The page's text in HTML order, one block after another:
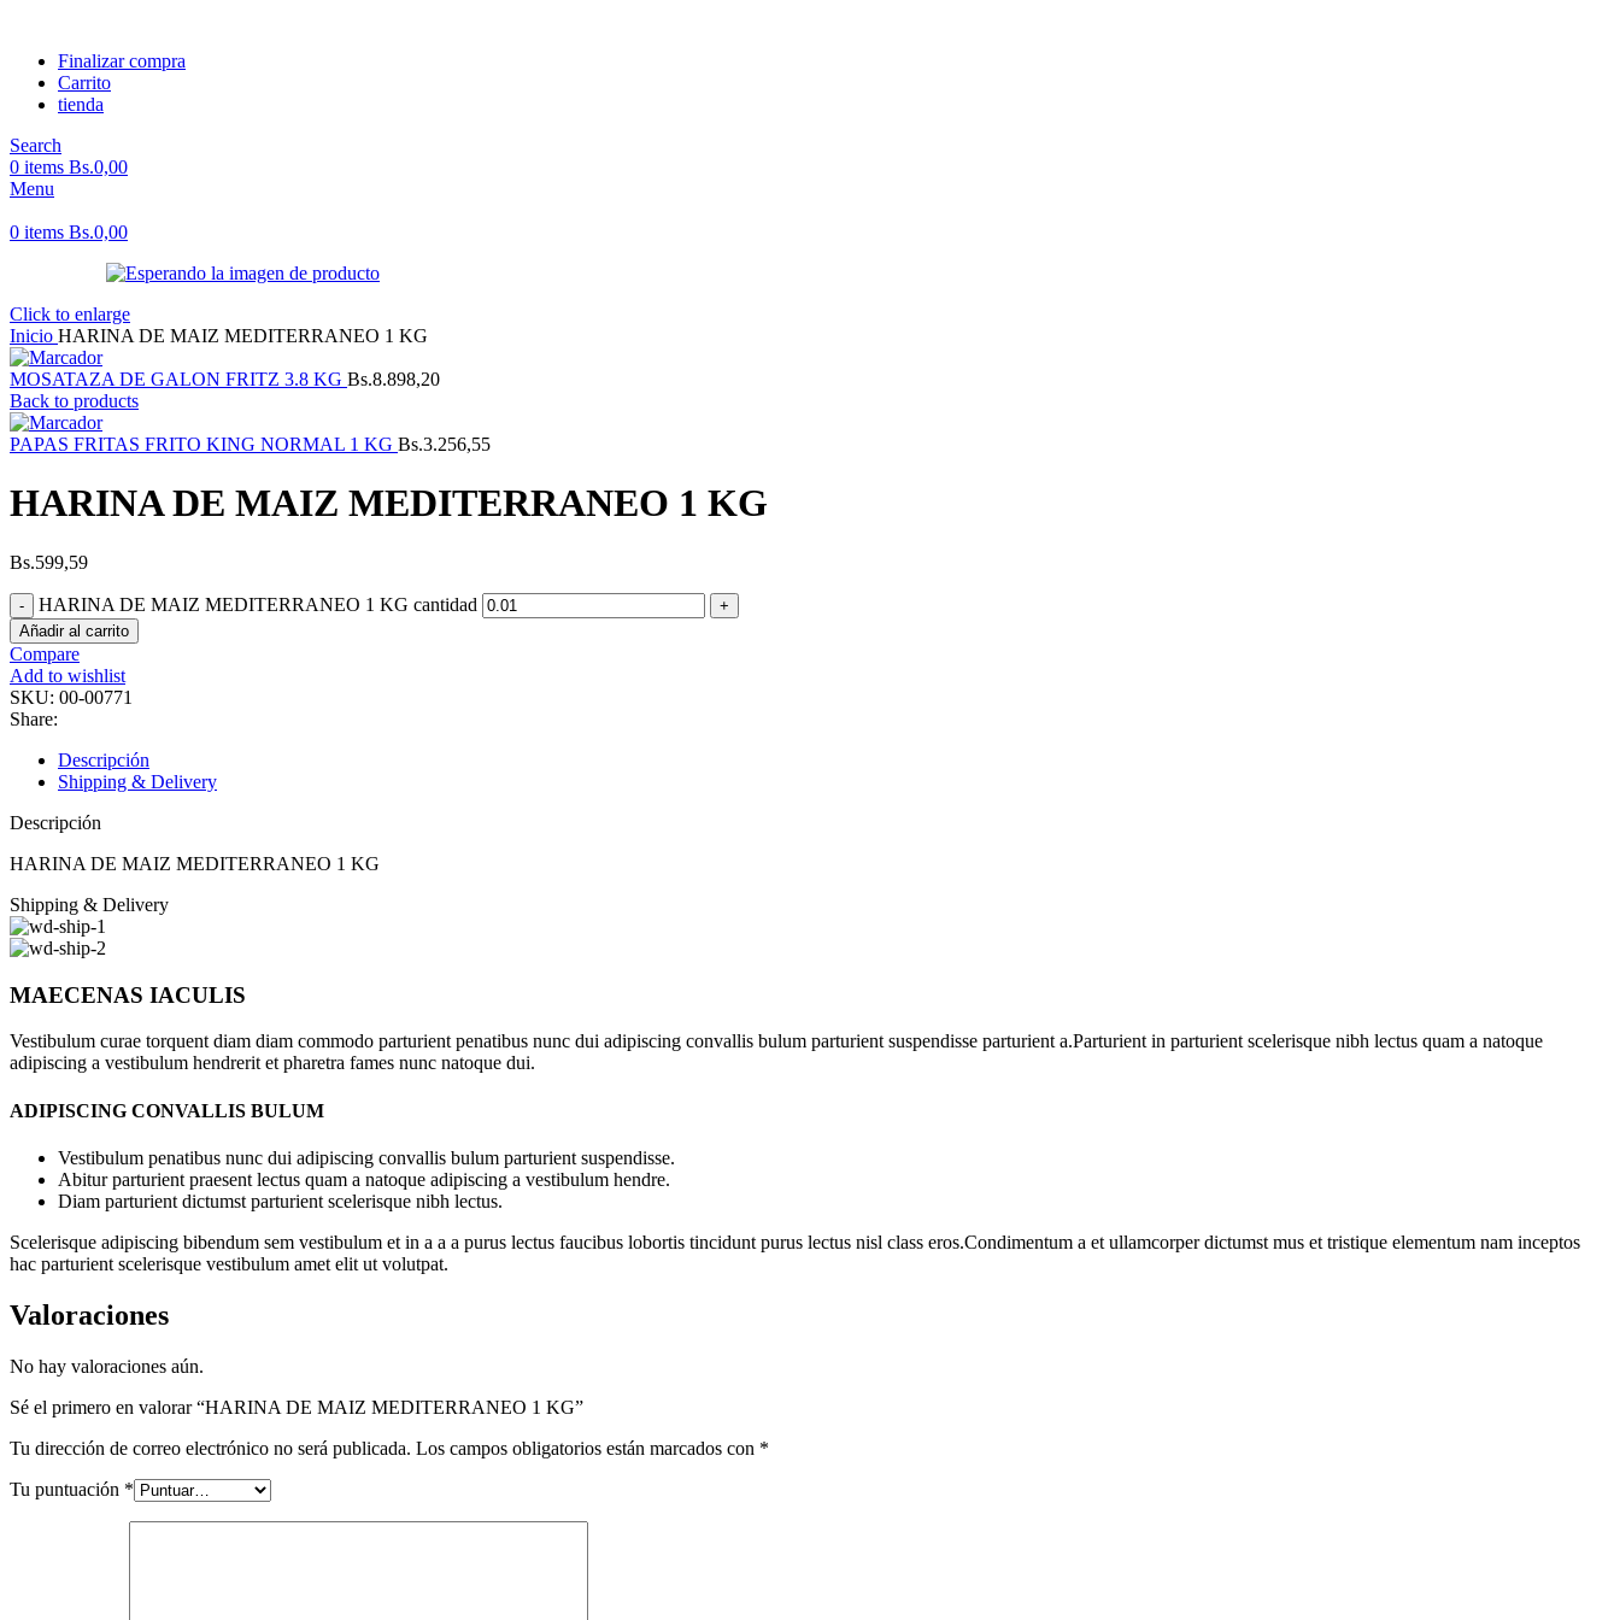
Finalizar compra
Carrito
tienda
Search
0 items Bs.0,00
Menu
0 items Bs.0,00
Click to enlarge
Inicio HARINA DE MAIZ MEDITERRANEO 1 KG
MOSATAZA DE GALON FRITZ 3.8 KG Bs.8.898,20
Back to products
PAPAS FRITAS FRITO KING NORMAL 1 KG Bs.3.256,55
HARINA DE MAIZ MEDITERRANEO 1 KG
Bs.599,59
HARINA DE MAIZ MEDITERRANEO 1 KG cantidad
Añadir al carrito
Compare
Add to wishlist
SKU: 00-00771
Share:
Descripción
Shipping & Delivery
Descripción
HARINA DE MAIZ MEDITERRANEO 1 KG
Shipping & Delivery
MAECENAS IACULIS
Vestibulum curae torquent diam diam commodo parturient penatibus nunc dui adipiscing convallis bulum parturient suspendisse parturient a.Parturient in parturient scelerisque nibh lectus quam a natoque
adipiscing a vestibulum hendrerit et pharetra fames nunc natoque dui.
ADIPISCING CONVALLIS BULUM
Vestibulum penatibus nunc dui adipiscing convallis bulum parturient suspendisse.
Abitur parturient praesent lectus quam a natoque adipiscing a vestibulum hendre.
Diam parturient dictumst parturient scelerisque nibh lectus.
Scelerisque adipiscing bibendum sem vestibulum et in a a a purus lectus faucibus lobortis tincidunt purus lectus nisl class eros.Condimentum a et ullamcorper dictumst mus et tristique elementum nam inceptos
hac parturient scelerisque vestibulum amet elit ut volutpat.
Valoraciones
No hay valoraciones aún.
Sé el primero en valorar “HARINA DE MAIZ MEDITERRANEO 1 KG”
Tu dirección de correo electrónico no será publicada. Los campos obligatorios están marcados con *
Tu puntuación *